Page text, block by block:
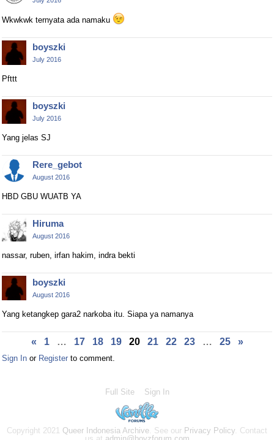
Wkwkwk ternyata ada namaku
boyszki
July 2016
Pfttt
boyszki
July 2016
Yang jelas SJ
Rere_gebot
August 2016
HBD GBU WUATB YA
Hiruma
August 2016
nassar, ruben, irfan hakim, indra bekti
boyszki
August 2016
Yang ketangkep gara2 narkoba itu. Siapa ya namanya
« 1 … 17 18 19 20 21 22 23 … 25 »
Sign In or Register to comment.
Full Site Sign In
Copyright 2021 Queer Indonesia Archive . See our Privacy Policy . Contact